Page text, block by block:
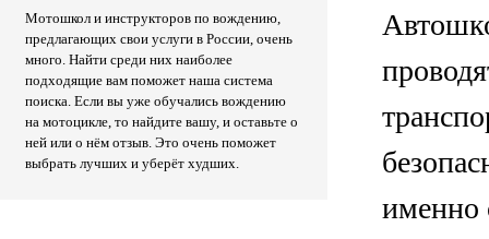
именно
Мотошкол и инструкторов по вождению,
предлагающих свои услуги в России, очень
много. Найти среди них наиболее
подходящие вам поможет наша система
поиска. Если вы уже обучались вождению
на мотоцикле, то найдите вашу, и оставьте о
ней или о нём отзыв. Это очень поможет
выбрать лучших и уберёт худших.